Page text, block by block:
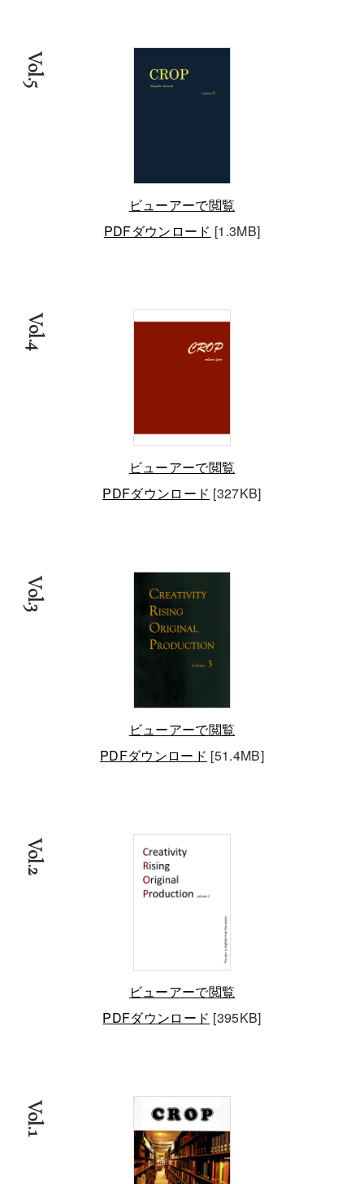
ビューアーで閲覧
PDFダウンロード [1.3MB]
Vol.5
ビューアーで閲覧
PDFダウンロード [327KB]
Vol.4
ビューアーで閲覧
PDFダウンロード [51.4MB]
Vol.3
ビューアーで閲覧
PDFダウンロード [395KB]
Vol.2
Vol.1